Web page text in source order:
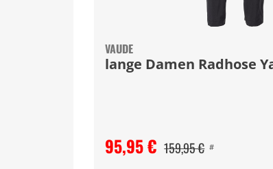
VAUDE
lange Damen Radhose
95,95 € 159,95 € #